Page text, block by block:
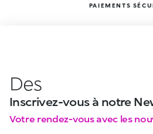
PAIEMENTS
Des
Inscrivez-vous à notre
Votre rendez-vous avec les